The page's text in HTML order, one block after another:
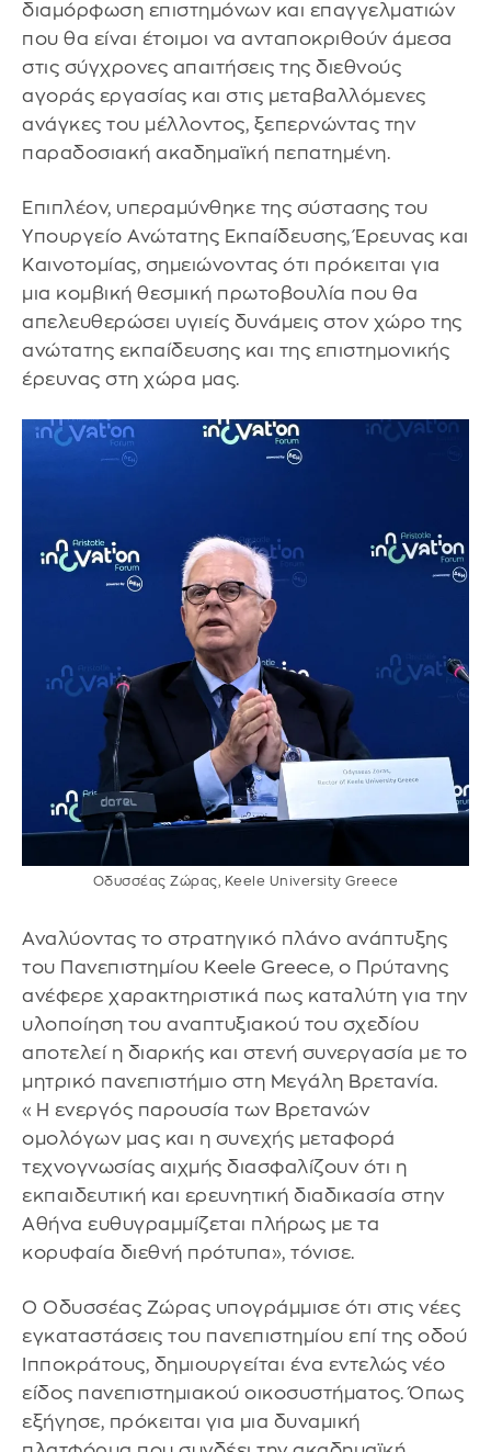
διαμόρφωση επιστημόνων και επαγγελματιών
που θα είναι έτοιμοι να ανταποκριθούν άμεσα
στις σύγχρονες απαιτήσεις της διεθνούς
αγοράς εργασίας και στις μεταβαλλόμενες
ανάγκες του μέλλοντος, ξεπερνώντας την
παραδοσιακή ακαδημαϊκή πεπατημένη.
Επιπλέον, υπεραμύνθηκε της σύστασης του
Υπουργείο Ανώτατης Εκπαίδευσης, Έρευνας και
Καινοτομίας, σημειώνοντας ότι πρόκειται για
μια κομβική θεσμική πρωτοβουλία που θα
απελευθερώσει υγιείς δυνάμεις στον χώρο της
ανώτατης εκπαίδευσης και της επιστημονικής
έρευνας στη χώρα μας.
Οδυσσέας Ζώρας, Κeele University Greece
Αναλύοντας το στρατηγικό πλάνο ανάπτυξης
του Πανεπιστημίου Keele Greece, ο Πρύτανης
ανέφερε χαρακτηριστικά πως καταλύτη για την
υλοποίηση του αναπτυξιακού του σχεδίου
αποτελεί η διαρκής και στενή συνεργασία με το
μητρικό πανεπιστήμιο στη Μεγάλη Βρετανία.
«Η ενεργός παρουσία των Βρετανών
ομολόγων μας και η συνεχής μεταφορά
τεχνογνωσίας αιχμής διασφαλίζουν ότι η
εκπαιδευτική και ερευνητική διαδικασία στην
Αθήνα ευθυγραμμίζεται πλήρως με τα
κορυφαία διεθνή πρότυπα», τόνισε.
Ο Οδυσσέας Ζώρας υπογράμμισε ότι στις νέες
εγκαταστάσεις του πανεπιστημίου επί της οδού
Ιπποκράτους, δημιουργείται ένα εντελώς νέο
είδος πανεπιστημιακού οικοσυστήματος. Όπως
εξήγησε, πρόκειται για μια δυναμική